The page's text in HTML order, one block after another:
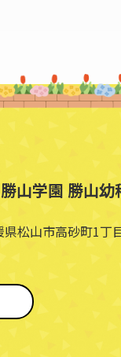
山学園 勝山幼
県松山市高砂町1丁